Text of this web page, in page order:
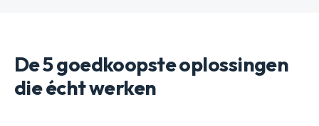
De 5 goedkoopste oplossingen
die écht werken